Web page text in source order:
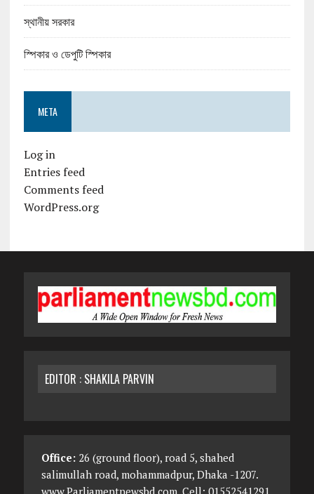
স্থানীয় সরকার
স্পিকার ও ডেপুটি স্পিকার
META
Log in
Entries feed
Comments feed
WordPress.org
EDITOR : SHAKILA PARVIN
Office:26 (ground floor), road 5, shahed
salimullah road, mohammadpur, Dhaka -1207.